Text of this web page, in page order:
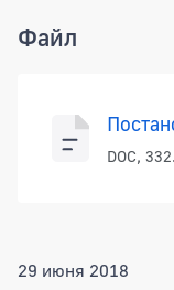
Файл
DOC,
29 июня 2018